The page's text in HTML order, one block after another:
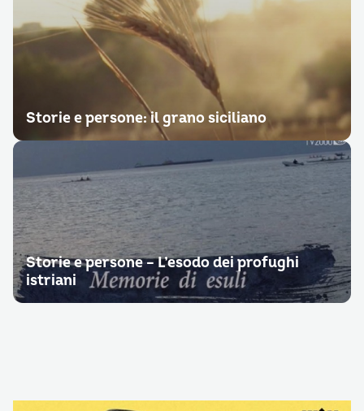
Storie e persone: il grano siciliano
Storie e persone – L’esodo dei profughi
istriani